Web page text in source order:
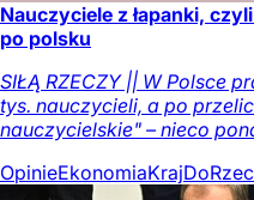
Nauczyciele z łapanki,
po polsku
SIŁĄ RZECZY || W Polsce
tys. nauczycieli, a po
nauczycielskie" – nieco
OpinieEkonomiaKraj